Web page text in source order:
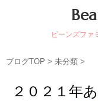
ビーンズフ
ブログTOP > 未分類 >
２０２１年